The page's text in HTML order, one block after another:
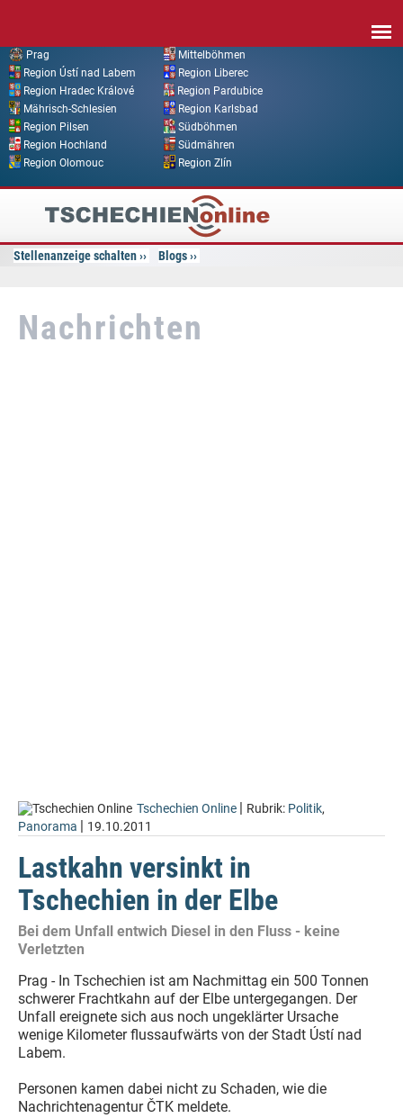
Prag
Mittelböhmen
Region Ústí nad Labem
Region Liberec
Region Hradec Králové
Region Pardubice
Mährisch-Schlesien
Region Karlsbad
Region Pilsen
Südböhmen
Region Hochland
Südmähren
Region Olomouc
Region Zlín
Tschechien
Online
Stellenanzeige schalten Blogs
Nachrichten
Tschechien Online | Rubrik: Politik,
Panorama | 19.10.2011
Lastkahn versinkt in
Tschechien in der Elbe
Bei dem Unfall entwich Diesel in den Fluss - keine
Verletzten
Prag - In Tschechien ist am Nachmittag ein 500 Tonnen
schwerer Frachtkahn auf der Elbe untergegangen. Der
Unfall ereignete sich aus noch ungeklärter Ursache
wenige Kilometer flussaufwärts von der Stadt Ústí nad
Labem.
Personen kamen dabei nicht zu Schaden, wie die
Nachrichtenagentur ČTK meldete.